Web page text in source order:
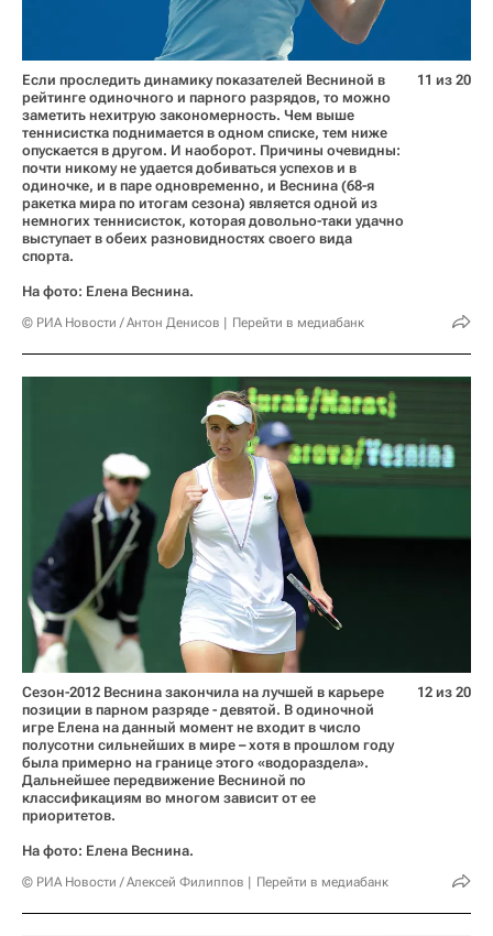
Если проследить динамику показателей Весниной в
рейтинге одиночного и парного разрядов, то можно
заметить нехитрую закономерность. Чем выше
теннисистка поднимается в одном списке, тем ниже
опускается в другом. И наоборот. Причины очевидны:
почти никому не удается добиваться успехов и в
одиночке, и в паре одновременно, и Веснина (68-я
ракетка мира по итогам сезона) является одной из
немногих теннисисток, которая довольно-таки удачно
выступает в обеих разновидностях своего вида
спорта.
На фото: Елена Веснина.
© РИА Новости / Антон Денисов Перейти в медиабанк
11 из 20
Сезон-2012 Веснина закончила на лучшей в карьере
позиции в парном разряде - девятой. В одиночной
игре Елена на данный момент не входит в число
полусотни сильнейших в мире – хотя в прошлом году
была примерно на границе этого «водораздела».
Дальнейшее передвижение Весниной по
классификациям во многом зависит от ее
приоритетов.
На фото: Елена Веснина.
© РИА Новости / Алексей Филиппов Перейти в медиабанк
12 из 20